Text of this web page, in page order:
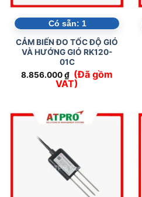
Có sẵn: 1
CẢM BIẾN ĐO TỐC ĐỘ GIÓ
VÀ HƯỚNG GIÓ RK120-
01C
8.856.000₫ (Đã gồm
VAT)